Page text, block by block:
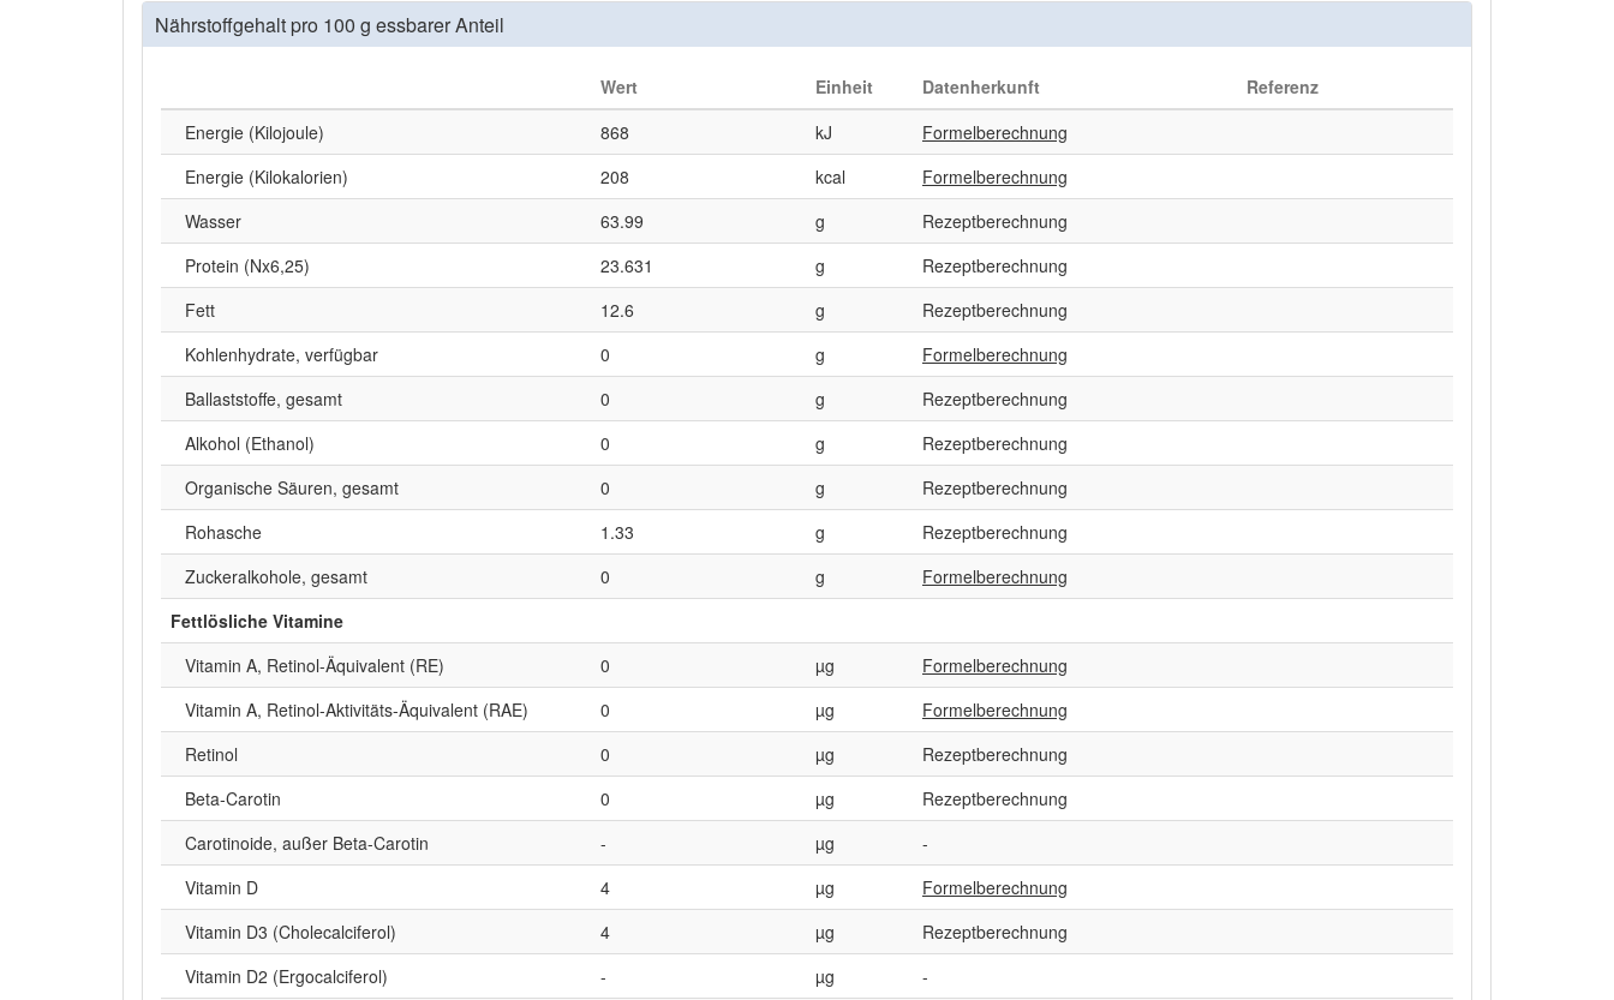
Nährstoffgehalt pro 100 g essbarer Anteil
Wert Einheit Datenherkunft
Referenz
Energie (Kilojoule)
868 kJ
Formelberechnung
Energie (Kilokalorien)
208 kcal
Formelberechnung
Wasser
63.99 g
Rezeptberechnung
Protein (Nx6,25)
23.631 g
Rezeptberechnung
Fett
12.6 g
Rezeptberechnung
Kohlenhydrate, verfügbar
0 g
Formelberechnung
Ballaststoffe, gesamt
0 g
Rezeptberechnung
Alkohol (Ethanol)
0 g
Rezeptberechnung
Organische Säuren, gesamt
0 g
Rezeptberechnung
Rohasche
1.33 g
Rezeptberechnung
Zuckeralkohole, gesamt
0 g
Formelberechnung
Fettlösliche Vitamine
Vitamin A, Retinol-Äquivalent (RE)
0 µg
Formelberechnung
Vitamin A, Retinol-Aktivitäts-Äquivalent (RAE)
0 µg
Formelberechnung
Retinol
0 µg
Rezeptberechnung
Beta‑Carotin
0 µg
Rezeptberechnung
Carotinoide, außer Beta-Carotin
- µg
-
Vitamin D
4 µg
Formelberechnung
Vitamin D3 (Cholecalciferol)
4 µg
Rezeptberechnung
Vitamin D2 (Ergocalciferol)
- µg
-